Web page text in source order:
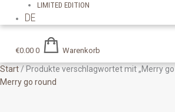
LIMITED EDITION
DE
€0.00 0 Warenkorb
Start / Produkte verschlagwortet mit „Merry go
Merry go round